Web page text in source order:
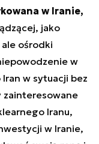
w Iranie,
jako
ośrodki
w
w sytuacji bez
zainteresowane
Iranu,
w Iranie,